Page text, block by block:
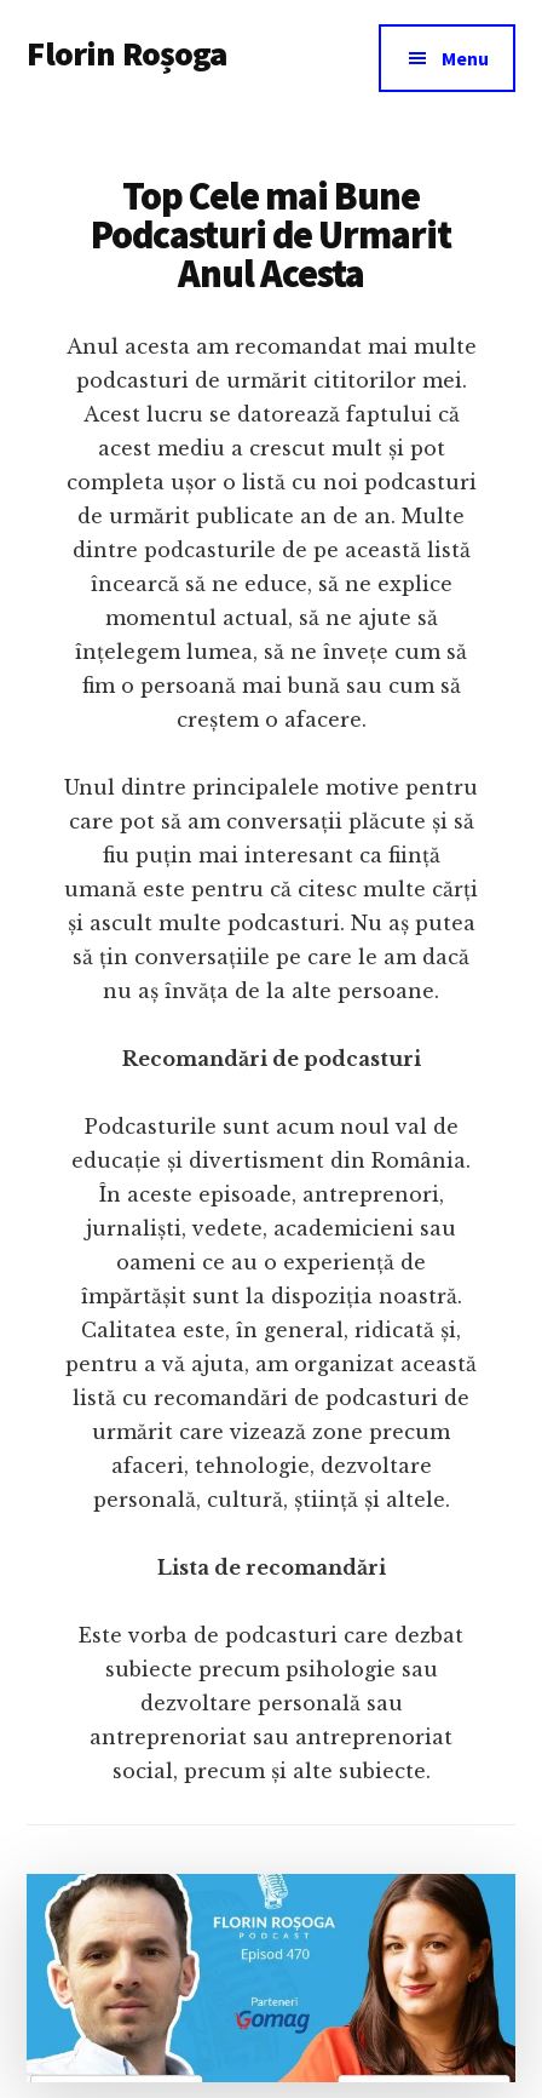
main
menu
Florin Roșoga Menu
Top Cele mai Bune
Podcasturi de Urmarit
Anul Acesta
Anul acesta am recomandat mai multe
podcasturi de urmărit cititorilor mei.
Acest lucru se datorează faptului că
acest mediu a crescut mult și pot
completa ușor o listă cu noi podcasturi
de urmărit publicate an de an. Multe
dintre podcasturile de pe această listă
încearcă să ne educe, să ne explice
momentul actual, să ne ajute să
înțelegem lumea, să ne învețe cum să
fim o persoană mai bună sau cum să
creștem o afacere.
Unul dintre principalele motive pentru
care pot să am conversații plăcute și să
fiu puțin mai interesant ca ființă
umană este pentru că citesc multe cărți
și ascult multe podcasturi. Nu aș putea
să țin conversațiile pe care le am dacă
nu aș învăța de la alte persoane.
Recomandări de podcasturi
Podcasturile sunt acum noul val de
educație și divertisment din România.
În aceste episoade, antreprenori,
jurnaliști, vedete, academicieni sau
oameni ce au o experiență de
împărtășit sunt la dispoziția noastră.
Calitatea este, în general, ridicată și,
pentru a vă ajuta, am organizat această
listă cu recomandări de podcasturi de
urmărit care vizează zone precum
afaceri, tehnologie, dezvoltare
personală, cultură, știință și altele.
Lista de recomandări
Este vorba de podcasturi care dezbat
subiecte precum psihologie sau
dezvoltare personală sau
antreprenoriat sau antreprenoriat
social, precum și alte subiecte.